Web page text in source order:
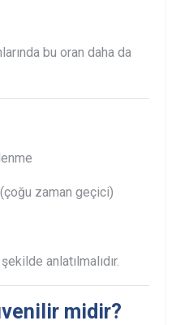
bu oran daha da
(çoğu zaman geçici)
anlatılmalıdır.
midir?